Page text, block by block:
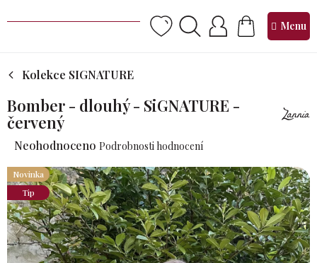
na
NÁKUPNÍ
KOŠÍK
Kolekce SIGNATURE
Bomber - dlouhý - SiGNATURE -
červený
Průměrné
produktu
je
0,0
z 5
hvězdiček.
Neohodnoceno Podrobnosti hodnocení
Novinka
Tip